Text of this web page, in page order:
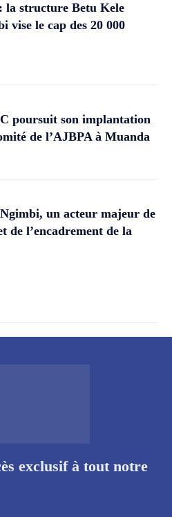
la structure Betu Kele
vise le cap des 20 000
poursuit son implantation
de l’AJBPA à Muanda
un acteur majeur de
de l’encadrement de la
exclusif à tout notre